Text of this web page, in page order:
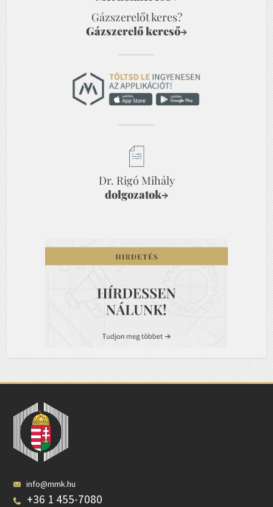
Gázszerelőt keres?
Gázszerelő kereső→
Dr. Rigó Mihály
dolgozatok→
info@mmk.hu
+36 1 455-7080